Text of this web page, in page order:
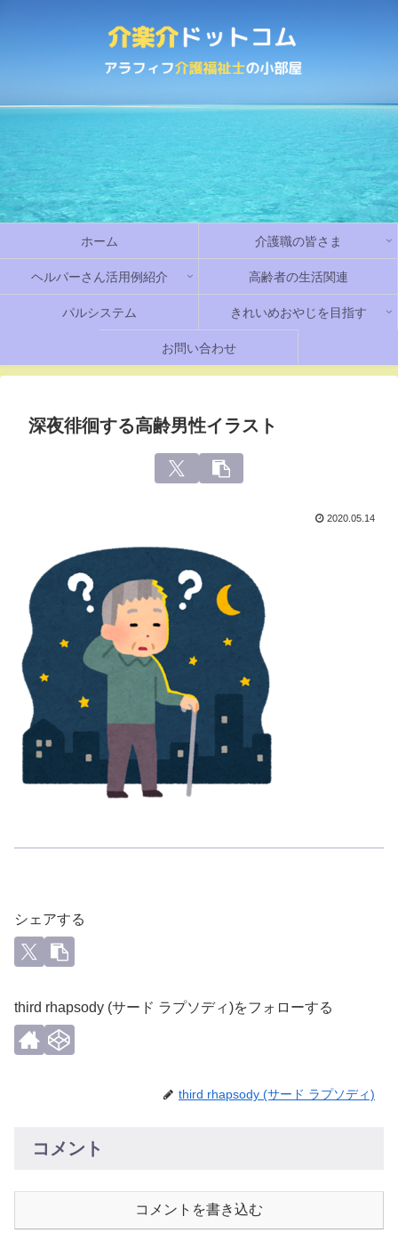
ホーム 介護職の皆さま
ヘルパーさん活用例紹介 高齢者の生活関連
パルシステム きれいめおやじを目指す
お問い合わせ
深夜徘徊する高齢男性イラスト
2020.05.14
シェアする
third rhapsody (サード ラプソディ)をフォローする
third rhapsody (サード ラプソディ)
コメント
コメントを書き込む